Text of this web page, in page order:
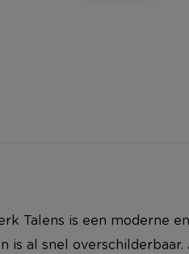
Talens is een moderne
is al snel